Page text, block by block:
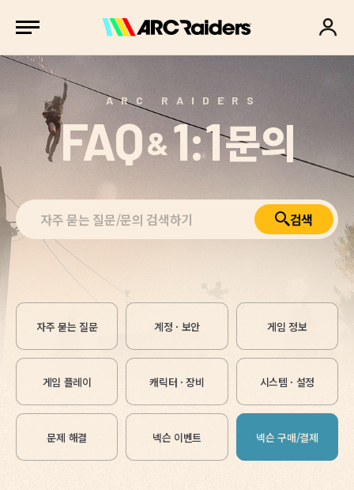
ARC RAIDERS
FAQ&1:1문의
검색
자주 묻는 질문 계정 · 보안 게임 정보
게임 플레이 캐릭터 · 장비 시스템 · 설정
문제 해결 넥슨 이벤트 넥슨 구매/결제